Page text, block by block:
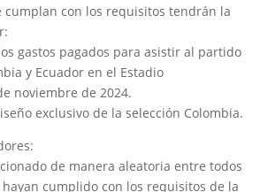
cumplan con los requisitos tendrán la
gastos pagados para asistir al partido
y Ecuador en el Estadio
noviembre de 2024.
exclusivo de la selección Colombia.
de manera aleatoria entre todos
cumplido con los requisitos de la